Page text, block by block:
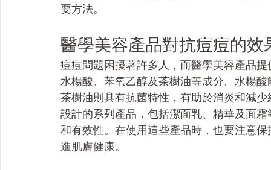
要方法。
醫學美容產品對抗痘痘的效
痘痘問題困擾著許多人，而醫學美容產品
水楊酸、苯氧乙醇及茶樹油等成分。水楊
茶樹油則具有抗菌特性，有助於消炎和減
設計的系列產品，包括潔面乳、精華及面
和有效性。在使用這些產品時，也要注意
進肌膚健康。